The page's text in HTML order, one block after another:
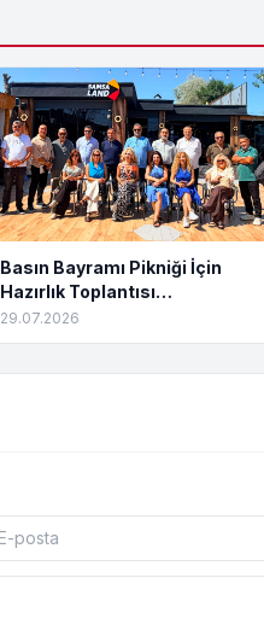
Basın Bayramı Pikniği İçin
Hazırlık Toplantısı
Tamamlandı
29.07.2026